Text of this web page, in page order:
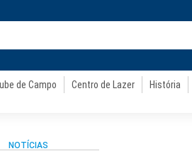
de Campo Centro de Lazer
História
NOTÍCIAS